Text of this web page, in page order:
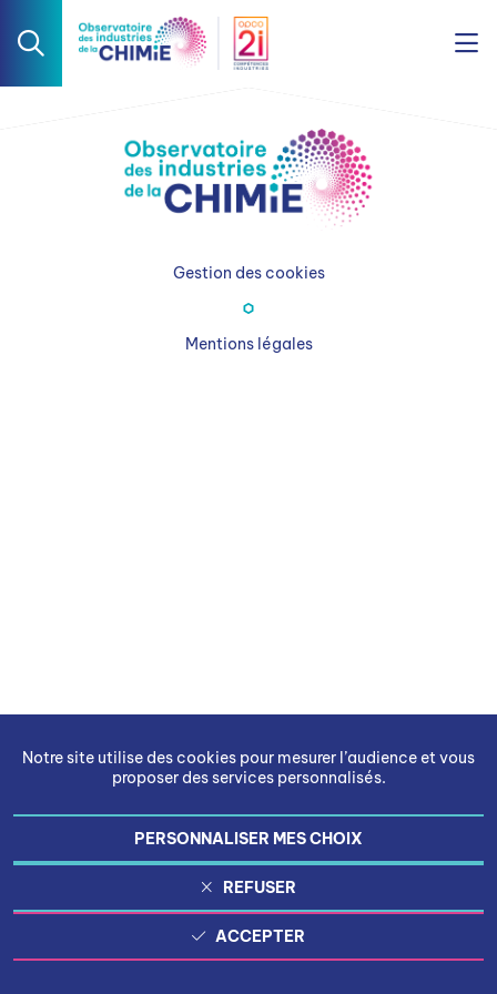
Notre site utilise des cookies pour mesurer l’audience et vous
proposer des services personnalisés.
PERSONNALISER MES CHOIX
REFUSER
ACCEPTER
Gestion des cookies
Mentions légales